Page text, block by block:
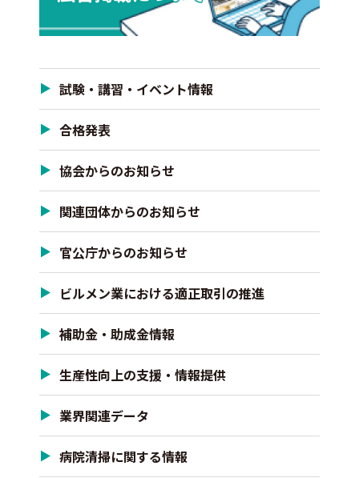
試験・講習・イベント情報
合格発表
協会からのお知らせ
関連団体からのお知らせ
官公庁からのお知らせ
ビルメン業における適正取引の推進
補助金・助成金情報
生産性向上の支援・情報提供
業界関連データ
病院清掃に関する情報